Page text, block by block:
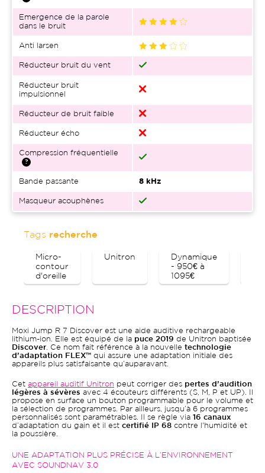
Emergence de la parole
dans le bruit
Anti larsen
Réducteur bruit du vent
Réducteur bruit
impulsionnel
Réducteur de bruit faible
Réducteur écho
Compression fréquentielle
Bande passante 8 kHz
Masqueur acouphènes
Tags recherche
Micro-
contour
d'oreille
Unitron
Dynamique
- 950€ à
1095€
DESCRIPTION
Moxi Jump R 7 Discover est une aide auditive rechargeable
lithium-ion. Elle est équipé de la puce 2019 de Unitron baptisée
Discover . Ce nom fait référence à la nouvelle technologie
d’adaptation FLEX™ qui assure une adaptation initiale des
appareils plus satisfaisante qu’auparavant.
Cet appareil auditif Unitron peut corriger des pertes d’audition
légères à sévères avec 4 écouteurs différents (S, M, P et UP). Il
propose en surface un bouton programmable pour le volume et
la sélection de programmes. Par ailleurs, jusqu’à 6 programmes
personnalisés sont paramétrables. Il se règle via 16 canaux
d’adaptation du gain et il est certifié IP 68 contre l'humidité et
la poussière.
UNE ADAPTATION PLUS PRÉCISE À L’ENVIRONNEMENT
AVEC SOUNDNAV 3,0